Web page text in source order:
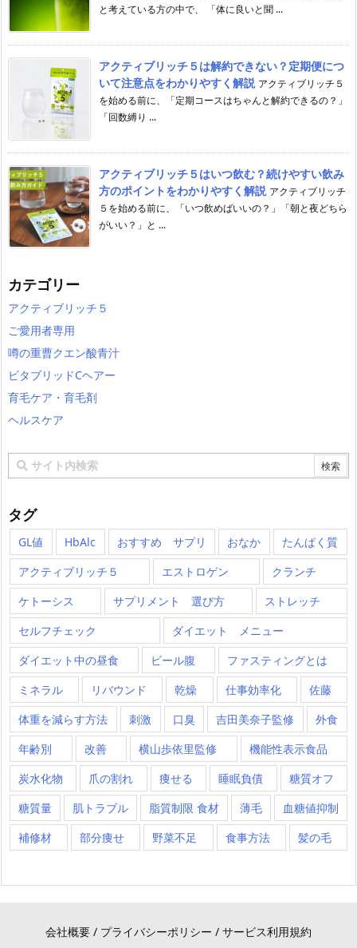
と考えている方の中で、 「体に良いと聞 ...
アクティブリッチ５は解約できない？定期便につ
いて注意点をわかりやすく解説 アクティブリッチ５
を始める前に、「定期コースはちゃんと解約できるの？」
「回数縛り ...
アクティブリッチ５はいつ飲む？続けやすい飲み
方のポイントをわかりやすく解説 アクティブリッチ
５を始める前に、「いつ飲めばいいの？」「朝と夜どちら
がいい？」と ...
カテゴリー
アクティブリッチ５
ご愛用者専用
噂の重曹クエン酸青汁
ビタブリッドCヘアー
育毛ケア・育毛剤
ヘルスケア
タグ
GL値 HbAlc おすすめ サプリ おなか
たんぱく質
アクティブリッチ５
エストロゲン
クランチ
ケトーシス
サプリメント 選び方
ストレッチ
セルフチェック
ダイエット メニュー
ダイエット中の昼食
ビール腹
ファスティングとは
ミネラル
リバウンド 乾燥 仕事効率化
佐藤
体重を減らす方法
刺激 口臭 吉田美奈子監修
外食
年齢別
改善 横山歩依里監修
機能性表示食品
炭水化物
爪の割れ 痩せる 睡眠負債
糖質オフ
糖質量
肌トラブル 脂質制限 食材 薄毛
血糖値抑制
補修材
部分痩せ 野菜不足 食事方法 髪の毛
会社概要 / プライバシーポリシー / サービス利用規約